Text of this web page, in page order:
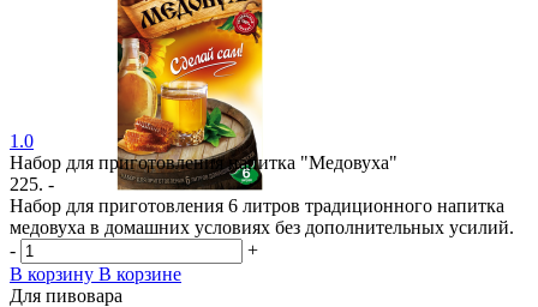
1.0
Набор для приготовления напитка "Медовуха"
225. -
Набор для приготовления 6 литров традиционного напитка
медовуха в домашних условиях без дополнительных усилий.
-
+
В корзину В корзине
Для пивовара